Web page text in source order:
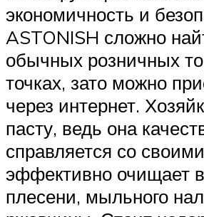
экономичность и
ASTONISH сложно
обычных розничных
точках, зато можно
через интернет.
пасту, ведь она
справляется со
эффективно очищает
плесени, мыльного